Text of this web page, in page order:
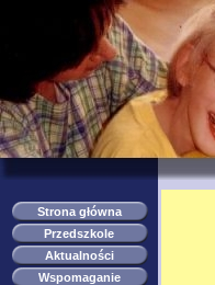
Strona główna
Przedszkole
Aktualności
Wspomaganie